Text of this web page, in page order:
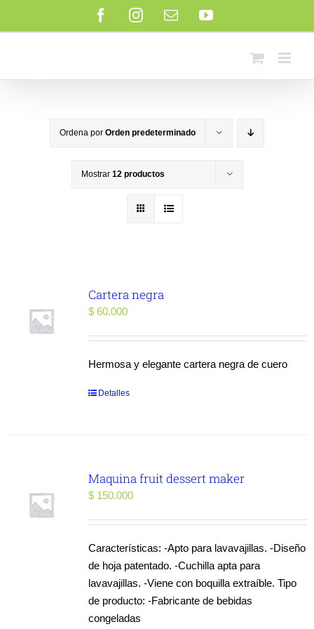
FacebookInstagram
Correo
electrónico
YouTube
Ordena por Orden predeterminado
Mostrar 12 productos
Cartera negra
$60.000
Hermosa y elegante cartera negra de cuero
Detalles
Maquina fruit dessert maker
$150.000
Características: -Apto para lavavajillas. -Diseño
de hoja patentado. -Cuchilla apta para
lavavajillas. -Viene con boquilla extraíble. Tipo
de producto: -Fabricante de bebidas
congeladas